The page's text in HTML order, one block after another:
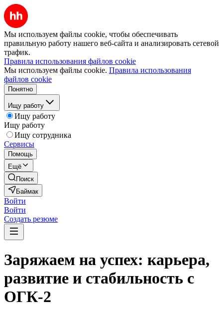
Мы используем файлы cookie, чтобы обеспечивать
правильную работу нашего веб-сайта и анализировать сетевой
трафик.
Правила использования файлов cookie
Мы используем файлы cookie. Правила использования
файлов cookie
Понятно
Ищу работу
Ищу работу
Ищу работу
Ищу сотрудника
Сервисы
Помощь
Ещё
Поиск
Баймак
Войти
Войти
Создать резюме
Заряжаем на успех: карьера,
развитие и стабильность c
ОГК-2